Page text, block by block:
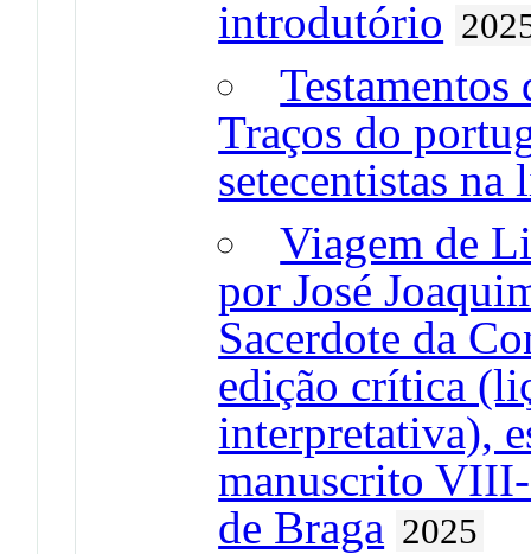
introdutório
Traços do
setecentistas
Viagem de
por José
Sacerdote da
edição crítica
interpretativa),
manuscrito
de Braga 2025